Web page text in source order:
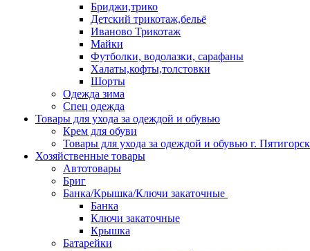
Бриджи,трико
Детский трикотаж,бельё
Иваново Трикотаж
Майки
Футболки, водолазки, сарафаны
Халаты,кофты,толстовки
Шорты
Одежда зима
Спец одежда
Товары для ухода за одеждой и обувью
Крем для обуви
Товары для ухода за одеждой и обувью г. Пятигорск
Хозяйственные товары
Автотовары
Бриг
Банка/Крышка/Ключи закаточные
Банка
Ключи закаточные
Крышка
Батарейки